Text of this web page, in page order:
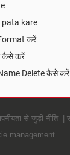
pata kare
करें
कैसे करें
Delete कैसे करें
से जुड़ी नीति
management